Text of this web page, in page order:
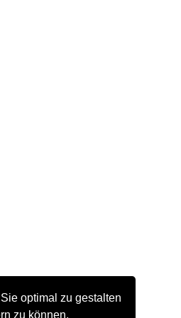
optimal zu gestalten
zu können,